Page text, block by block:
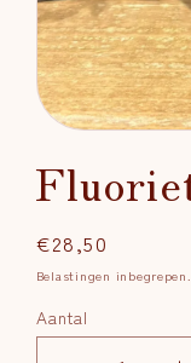
openen
in
Normale
prijs
€28,50
Belastingen inbegrepen.
Aantal
Aantal